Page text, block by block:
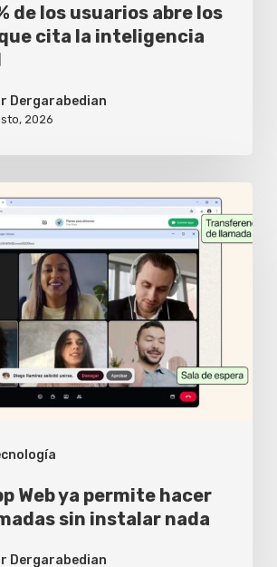
de los usuarios abre los
cita la inteligencia
Dergarabedian
2026
Web ya permite hacer
sin instalar nada
Dergarabedian